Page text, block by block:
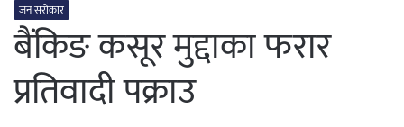
जन सरोकार
बैंकिङ कसूर मुद्दाका फरार
प्रतिवादी पक्राउ